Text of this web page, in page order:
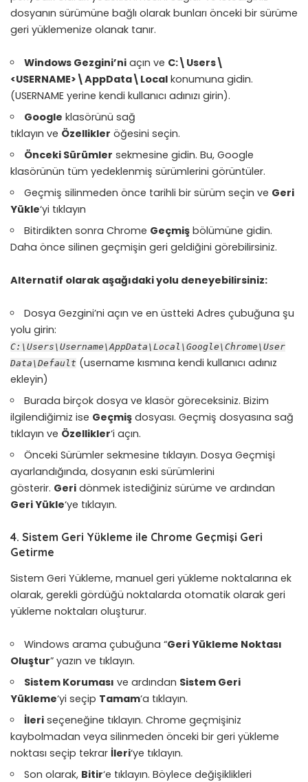
dosyanın sürümüne bağlı olarak bunları önceki bir sürüme
geri yüklemenize olanak tanır.
Windows Gezgini’ni açın ve C:\Users\
<USERNAME>\AppData\Local konumuna gidin.
(USERNAME yerine kendi kullanıcı adınızı girin).
Google klasörünü sağ
tıklayın ve Özellikler öğesini seçin.
Önceki Sürümler sekmesine gidin. Bu, Google
klasörünün tüm yedeklenmiş sürümlerini görüntüler.
Geçmiş silinmeden önce tarihli bir sürüm seçin ve Geri
Yükle‘yi tıklayın
Bitirdikten sonra Chrome Geçmiş bölümüne gidin.
Daha önce silinen geçmişin geri geldiğini görebilirsiniz.
Alternatif olarak aşağıdaki yolu deneyebilirsiniz:
Dosya Gezgini’ni açın ve en üstteki Adres çubuğuna şu
yolu girin:
C:\Users\Username\AppData\Local\Google\Chrome\User
Data\Default (username kısmına kendi kullanıcı adınız
ekleyin)
Burada birçok dosya ve klasör göreceksiniz. Bizim
ilgilendiğimiz ise Geçmiş dosyası. Geçmiş dosyasına sağ
tıklayın ve Özellikler‘i açın.
Önceki Sürümler sekmesine tıklayın. Dosya Geçmişi
ayarlandığında, dosyanın eski sürümlerini
gösterir. Geri dönmek istediğiniz sürüme ve ardından
Geri Yükle‘ye tıklayın.
4. Sistem Geri Yükleme ile Chrome Geçmişi Geri
Getirme
Sistem Geri Yükleme, manuel geri yükleme noktalarına ek
olarak, gerekli gördüğü noktalarda otomatik olarak geri
yükleme noktaları oluşturur.
Windows arama çubuğuna “Geri Yükleme Noktası
Oluştur” yazın ve tıklayın.
Sistem Koruması ve ardından Sistem Geri
Yükleme‘yi seçip Tamam‘a tıklayın.
İleri seçeneğine tıklayın. Chrome geçmişiniz
kaybolmadan veya silinmeden önceki bir geri yükleme
noktası seçip tekrar İleri‘ye tıklayın.
Son olarak, Bitir‘e tıklayın. Böylece değişiklikleri